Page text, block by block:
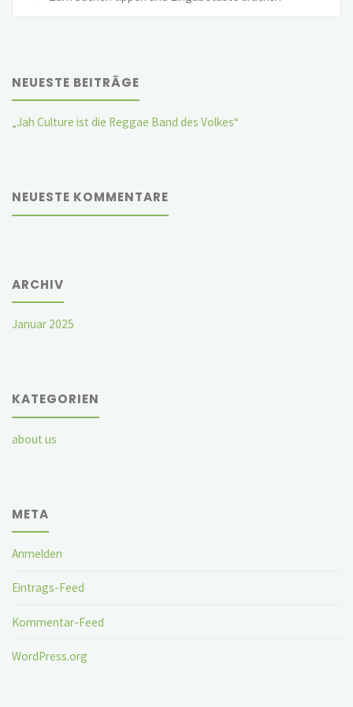
NEUESTE BEITRÄGE
„Jah Culture ist die Reggae Band des Volkes“
NEUESTE KOMMENTARE
ARCHIV
Januar 2025
KATEGORIEN
about us
META
Anmelden
Eintrags-Feed
Kommentar-Feed
WordPress.org